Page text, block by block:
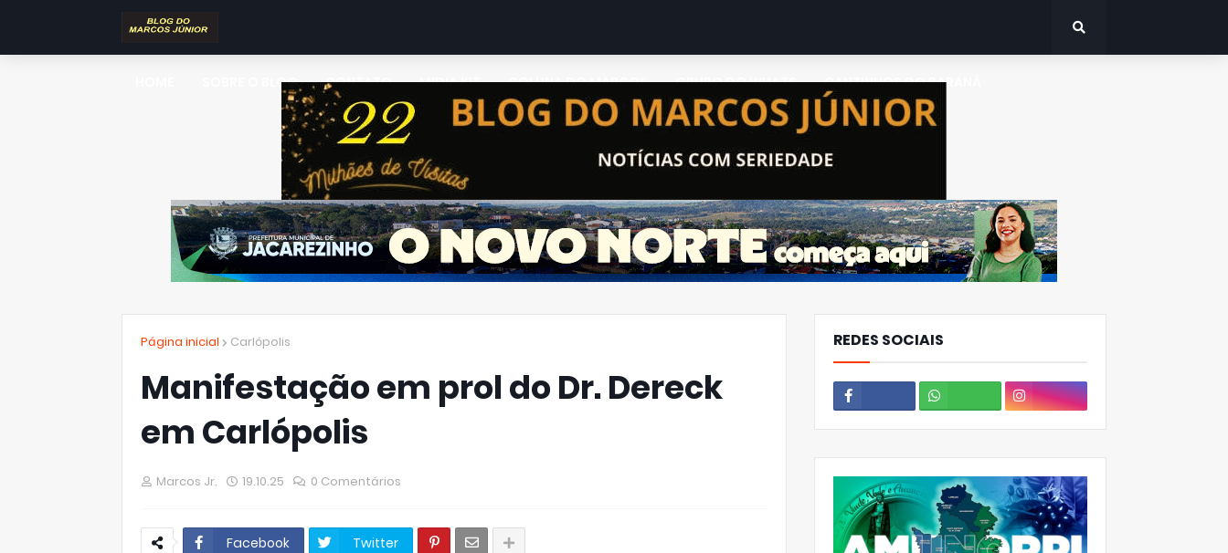
SOBRE O BLOG CONTATO MIDIA KIT COLUNA DO MARCOS GRUPO DO WHATS CANTINHOS DO PARANÁ
Página inicial Carlópolis
Manifestação em prol do Dr. Dereck
em Carlópolis
Marcos Jr. 19.10.25 0 Comentários
Facebook Twitter
REDES SOCIAIS